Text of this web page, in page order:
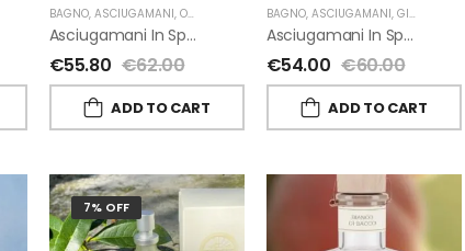
BAGNO, ASCIUGAMANI, OUTLET GIARDINO SEGRETO
Asciugamani In Spugna E Lino Di Giardino Segreto
€55.80 €62.00
ADD TO CART
BAGNO, ASCIUGAMANI, GIARDINO SEGRETO
Asciugamani In Spugna E Nappe Di Giardino Segreto
€54.00 €60.00
ADD TO CART
7% OFF